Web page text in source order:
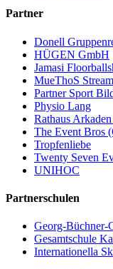
Partner
Donell
HÜGEN GmbH
Jamasi
MueThoS
Partner Sport
Physio Lang
Rathaus
The Event Bros
Tropfenliebe
Twenty Seven
UNIHOC
Partnerschulen
Georg-Büchner-
Gesamtschule
Internationella